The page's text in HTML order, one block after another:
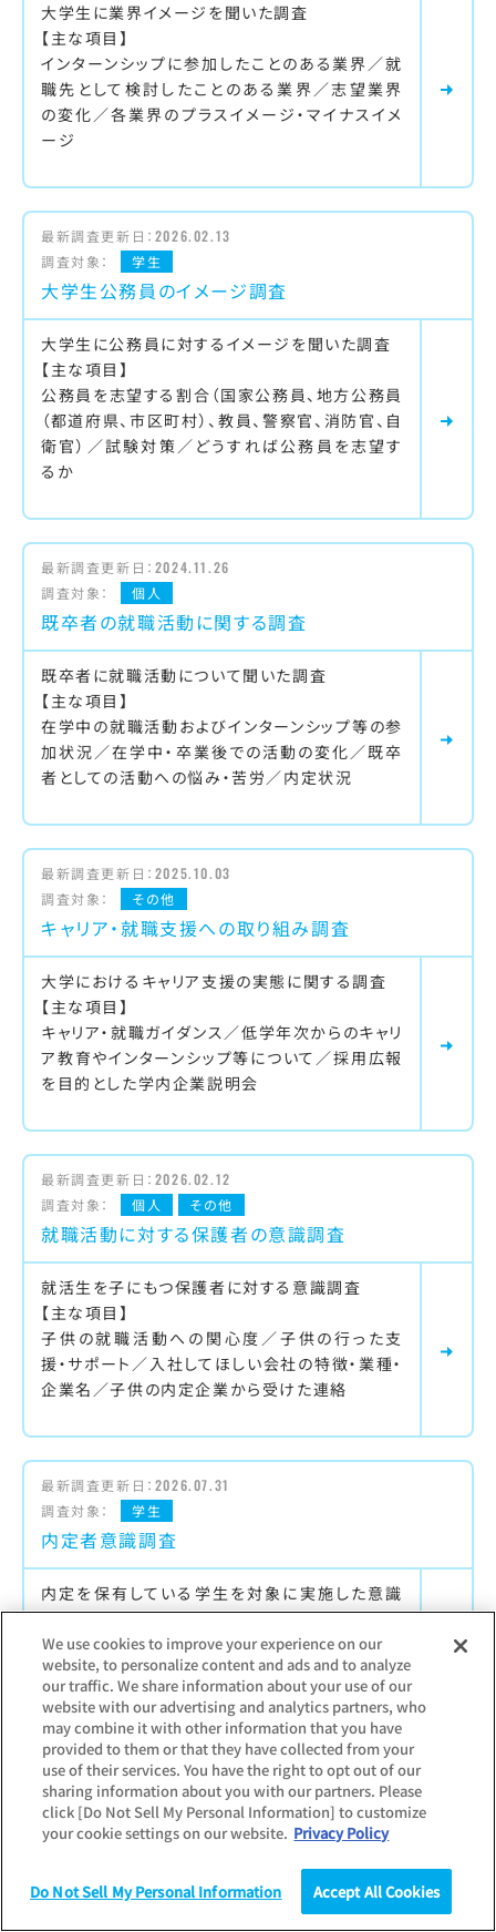
統計（データ） コラム
大学生に業界イメージを聞いた調査
【主な項目】
インターンシップに参加したことのある業界／就
職先として検討したことのある業界／志望業界
の変化／各業界のプラスイメージ・マイナスイメ
ージ
最新調査更新日： 2026.02.13
調査対象：
学生
大学生公務員のイメージ調査
大学生に公務員に対するイメージを聞いた調査
【主な項目】
公務員を志望する割合（国家公務員、地方公務員
（都道府県、市区町村）、教員、警察官、消防官、自
衛官）／試験対策／どうすれば公務員を志望す
るか
最新調査更新日： 2024.11.26
調査対象：
個人
既卒者の就職活動に関する調査
既卒者に就職活動について聞いた調査
【主な項目】
在学中の就職活動およびインターンシップ等の参
加状況／在学中・卒業後での活動の変化／既卒
者としての活動への悩み・苦労／内定状況
最新調査更新日： 2025.10.03
調査対象：
その他
キャリア・就職支援への取り組み調査
大学におけるキャリア支援の実態に関する調査
【主な項目】
キャリア・就職ガイダンス／低学年次からのキャリ
ア教育やインターンシップ等について／採用広報
を目的とした学内企業説明会
最新調査更新日： 2026.02.12
調査対象：
個人 その他
就職活動に対する保護者の意識調査
就活生を子にもつ保護者に対する意識調査
【主な項目】
子供の就職活動への関心度／子供の行った支
援・サポート／入社してほしい会社の特徴・業種・
企業名／子供の内定企業から受けた連絡
最新調査更新日： 2026.07.31
調査対象：
学生
内定者意識調査
内定を保有している学生を対象に実施した意識
調査
【主な項目】
内々定保有社数／入社意欲の高まるPR／インタ
ーンシップ・仕事体験の影響
最新調査更新日：2025.12.11
調査対象：
個人
入社半年後調査
学生就職モニターのその後（卒業・入社半年後）
を調査
We use cookies to improve your experience on our
website, to personalize content and ads and to analyze
our traffic. We share information about your use of our
website with our advertising and analytics partners, who
may combine it with other information that you have
provided to them or that they have collected from your
use of their services. You have the right to opt out of our
sharing information about you with our partners. Please
click [Do Not Sell My Personal Information] to customize
your cookie settings on our website. Privacy Policy
Do Not Sell My Personal Information Accept All Cookies